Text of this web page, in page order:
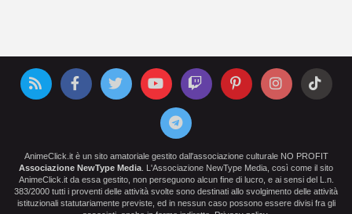
AnimeClick.it è un sito amatoriale gestito dall'associazione culturale NO PROFIT
Associazione NewType Media . L'Associazione NewType Media, così come il sito
AnimeClick.it da essa gestito, non perseguono alcun fine di lucro, e ai sensi del L.n.
383/2000 tutti i proventi delle attività svolte sono destinati allo svolgimento delle attività
istituzionali statutariamente previste, ed in nessun caso possono essere divisi fra gli